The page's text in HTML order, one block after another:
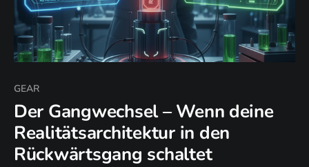
GEAR
Der Gangwechsel – Wenn deine
Realitätsarchitektur in den
Rückwärtsgang schaltet